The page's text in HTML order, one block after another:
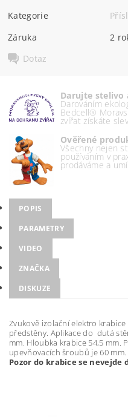
Kategorie
Záruka
2
Dotaz
Darujte stelivo
Darováním
Bedcell®
zvířat získáte
Ověřené
Všechny nejen
používáním v
prodáváme a
POPIS
PARAMETRY
VIDEO
ZNAČKA
DISKUZE
Zvukově izolační elektro
předstěny. Aplikace do dutá
mm. Hloubka krabice 54,5 mm.
upevňovacích šroubů je 60
Pozor do krabice se nevejde